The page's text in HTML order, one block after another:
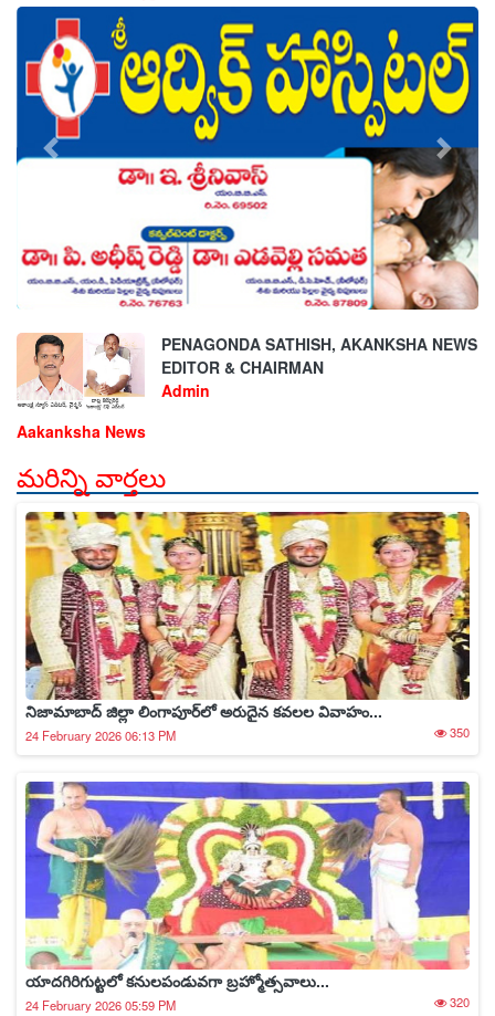
count is:9 count is:9 count is:9count is:9
count is:9 count is:9 count is:9
PENAGONDA SATHISH, AKANKSHA NEWS
EDITOR & CHAIRMAN
Admin
Aakanksha News
మరిన్ని వార్తలు
నిజామాబాద్‌ జిల్లా లింగాపూర్‌లో అరుదైన కవలల వివాహం...
24 February 2026 06:13 PM 350
యాదగిరిగుట్టలో కనులపండువగా బ్రహ్మోత్సవాలు...
24 February 2026 05:59 PM 320